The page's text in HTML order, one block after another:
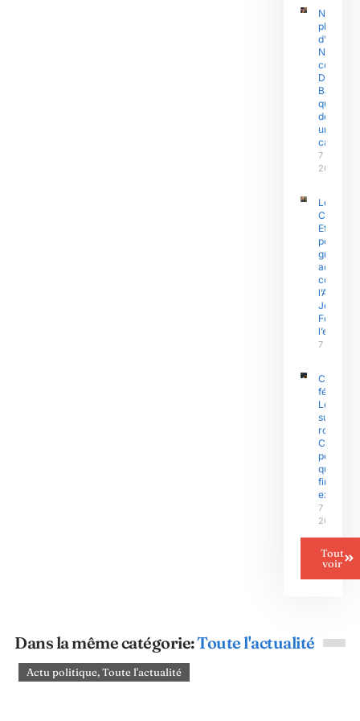
Nouvelle
plainte
d’Olive
Ngobo
contre
Didier
Badjeck
qui
dénonce
une «
cabale »
7 août
2026
Le
Effoudou
porte de
graves
contre
l’Amiral
Joseph
Fouda et
l’exécutif
7 août
CAN
féminine
Le
sur la
route du
pour un
quart de
finale
explosif
7 août
2026
Tout
voir
Dans la même catégorie:Toute l'actualité
Actu politique,Toute l'actualité